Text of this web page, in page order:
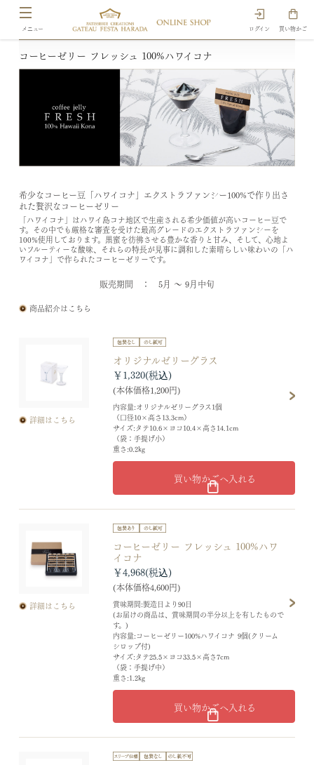
ログイン 買い物かご
コーヒーゼリー フレッシュ 100%ハワイコナ
希少なコーヒー豆「ハワイコナ」エクストラファンシー100%で作り出さ
れた贅沢なコーヒーゼリー
「ハワイコナ」はハワイ島コナ地区で生産される希少価値が高いコーヒー豆で
す。その中でも厳格な審査を受けた最高グレードのエクストラファンシーを
100%使用しております。黒蜜を彷彿させる豊かな香りと甘み、そして、心地よ
いフルーティーな酸味、それらの特長が見事に調和した素晴らしい味わいの「ハ
ワイコナ」で作られたコーヒーゼリーです。
販売期間 ： 5月 ～ 9月中旬
商品紹介はこちら
詳細はこちら
オリジナルゼリーグラス
内容量:オリジナルゼリーグラス1個
（口径10×高さ13.3cm）
サイズ:タテ10.6×ヨコ10.4×高さ14.1cm
（袋：手提げ小）
重さ:0.2kg
￥1,320
(本体価格1,200円)
買い物かごへ入れる
詳細はこちら
コーヒーゼリー フレッシュ 100%ハワ
イコナ
賞味期間:製造日より90日
(お届けの商品は、賞味期間の半分以上を有したもので
す。)
内容量:コーヒーゼリー100%ハワイコナ 9個(クリーム
シロップ付)
サイズ:タテ25.5×ヨコ33.5×高さ7cm
（袋：手提げ中）
重さ:1.2kg
￥4,968
(本体価格4,600円)
買い物かごへ入れる